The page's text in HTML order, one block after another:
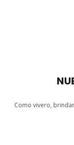
Como vivero,